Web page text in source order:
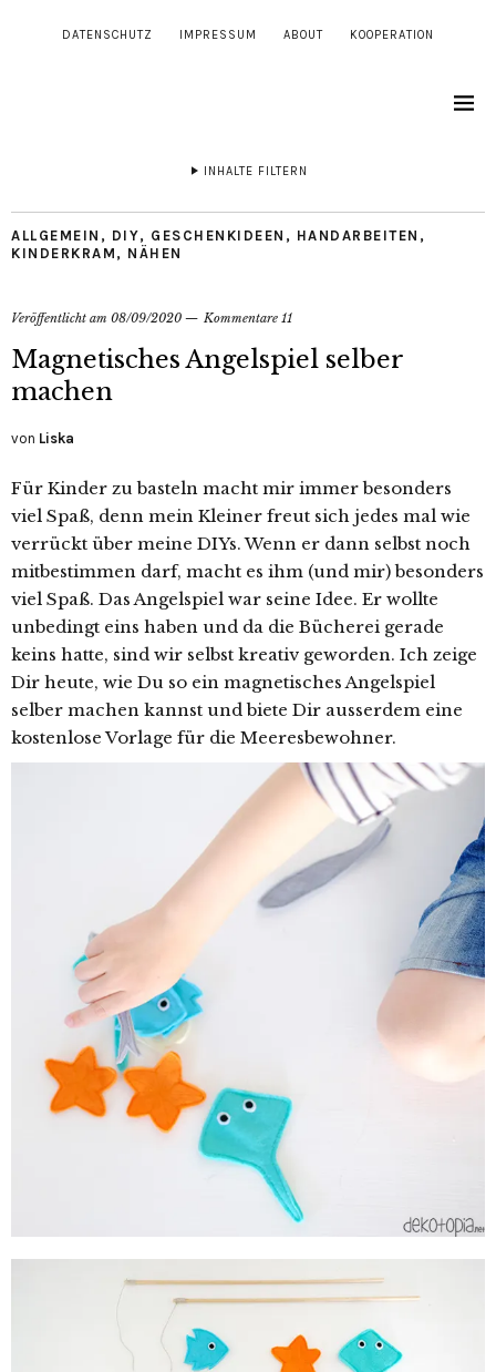
DATENSCHUTZ IMPRESSUM ABOUT KOOPERATION
INHALTE FILTERN
ALLGEMEIN , DIY, GESCHENKIDEEN , HANDARBEITEN ,
KINDERKRAM , NÄHEN
Veröffentlicht am 08/09/2020 Kommentare 11
Magnetisches Angelspiel selber
machen
von Liska
Für Kinder zu basteln macht mir immer besonders
viel Spaß, denn mein Kleiner freut sich jedes mal wie
verrückt über meine DIYs. Wenn er dann selbst noch
mitbestimmen darf, macht es ihm (und mir) besonders
viel Spaß. Das Angelspiel war seine Idee. Er wollte
unbedingt eins haben und da die Bücherei gerade
keins hatte, sind wir selbst kreativ geworden. Ich zeige
Dir heute, wie Du so ein magnetisches Angelspiel
selber machen kannst und biete Dir ausserdem eine
kostenlose Vorlage für die Meeresbewohner.